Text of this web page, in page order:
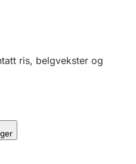
ris, belgvekster og